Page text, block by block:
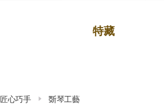
特藏
匠心巧手 斲琴工藝